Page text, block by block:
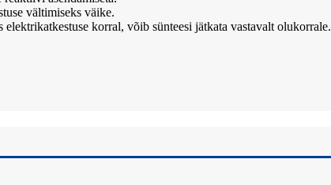
vältimiseks väike.
korral, võib sünteesi jätkata vastavalt olukorrale.